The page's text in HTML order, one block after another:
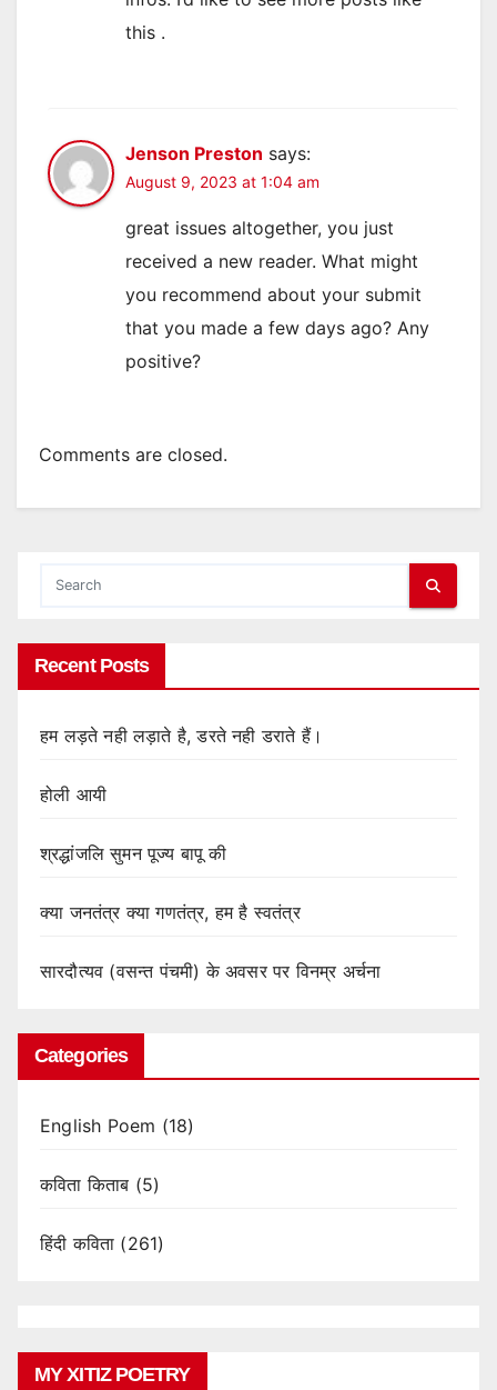
this .
Jenson Preston says:
August 9, 2023 at 1:04 am
great issues altogether, you just
received a new reader. What might
you recommend about your submit
that you made a few days ago? Any
positive?
Comments are closed.
Recent Posts
हम लड़ते नही लड़ाते है, डरते नही डराते हैं।
होली आयी
श्रद्धांजलि सुमन पूज्य बापू की
क्या जनतंत्र क्या गणतंत्र, हम है स्वतंत्र
सारदौत्यव (वसन्त पंचमी) के अवसर पर विनम्र अर्चना
Categories
English Poem (18)
कविता किताब (5)
हिंदी कविता (261)
MY XITIZ POETRY